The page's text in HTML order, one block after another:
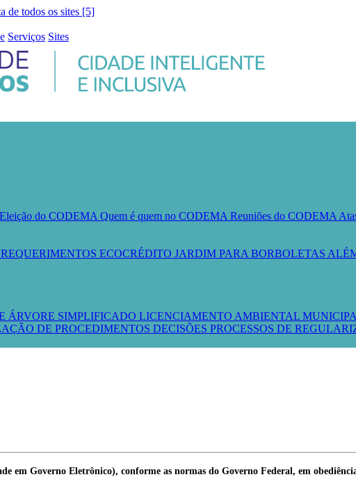
de todos os sites [5]
Serviços Sites
Eleição do CODEMA Quem é quem no CODEMA Reuniões do CODEMA
REQUERIMENTOS ECOCRÉDITO JARDIM PARA BORBOLETAS
ÁRVORE SIMPLIFICADO LICENCIAMENTO AMBIENTAL
DE PROCEDIMENTOS DECISÕES PROCESSOS DE
em Governo Eletrônico), conforme as normas do Governo Federal, em